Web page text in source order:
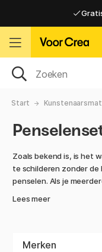
Start
Zoals bekend is, is het
te schilderen zonder de
penselen. Als je
en niveau, wij denken
Lees meer
Merken